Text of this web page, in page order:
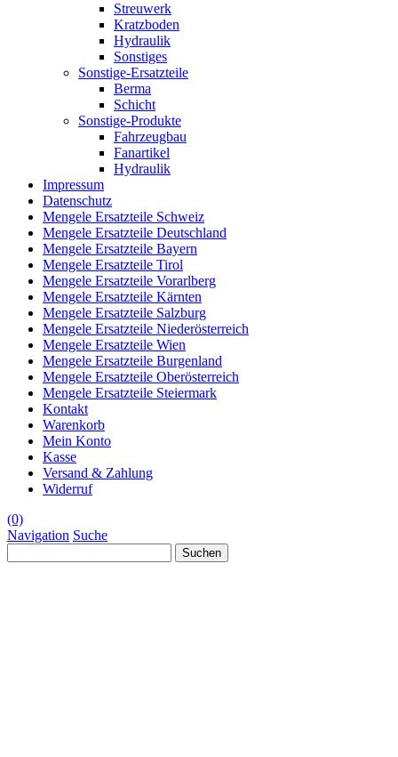
Streuwerk
Kratzboden
Hydraulik
Sonstiges
Sonstige-Ersatzteile
Berma
Schicht
Sonstige-Produkte
Fahrzeugbau
Fanartikel
Hydraulik
Impressum
Datenschutz
Mengele Ersatzteile Schweiz
Mengele Ersatzteile Deutschland
Mengele Ersatzteile Bayern
Mengele Ersatzteile Tirol
Mengele Ersatzteile Vorarlberg
Mengele Ersatzteile Kärnten
Mengele Ersatzteile Salzburg
Mengele Ersatzteile Niederösterreich
Mengele Ersatzteile Wien
Mengele Ersatzteile Burgenland
Mengele Ersatzteile Oberösterreich
Mengele Ersatzteile Steiermark
Kontakt
Warenkorb
Mein Konto
Kasse
Versand & Zahlung
Widerruf
(0)
Navigation Suche
nach: